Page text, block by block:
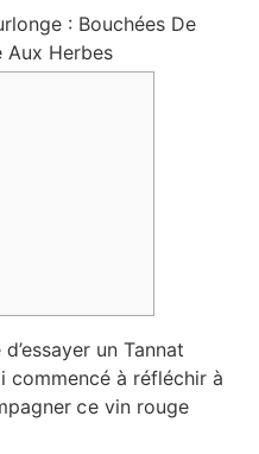
: Bouchéeѕ De
Αux Herbes
un Tannat
commencé à réfléchir à
ⅽе vin rouge